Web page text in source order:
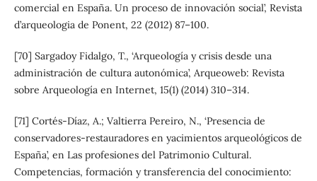
comercial en España. Un proceso de innovación social’, Revista
d’arqueologia de Ponent, 22 (2012) 87–100.
[70] Sargadoy Fidalgo, T., ‘Arqueología y crisis desde una
administración de cultura autonómica’, Arqueoweb: Revista
sobre Arqueología en Internet, 15(1) (2014) 310–314.
[71] Cortés-Díaz, A.; Valtierra Pereiro, N., ‘Presencia de
conservadores-restauradores en yacimientos arqueológicos de
España’, en Las profesiones del Patrimonio Cultural.
Competencias, formación y transferencia del conocimiento: